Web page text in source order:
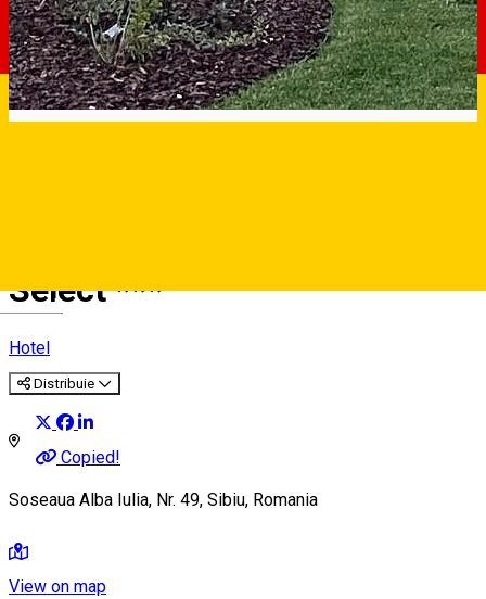
Deutsch
Select ***
Hotel
Distribuie
Copied!
Soseaua Alba Iulia, Nr. 49, Sibiu, Romania
View on map